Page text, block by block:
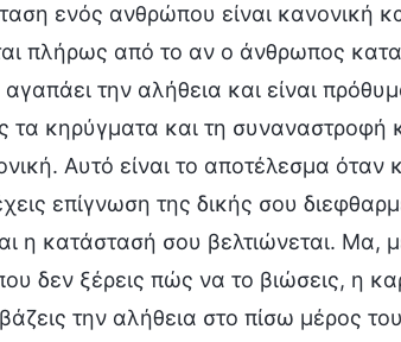
ενός ανθρώπου είναι κανονική
πλήρως από το αν ο άνθρωπος
την αλήθεια και είναι
τα κηρύγματα και τη συναναστροφή
Αυτό είναι το αποτέλεσμα όταν
επίγνωση της δικής σου
η κατάστασή σου βελτιώνεται. Μα,
δεν ξέρεις πώς να το βιώσεις, η
την αλήθεια στο πίσω μέρος